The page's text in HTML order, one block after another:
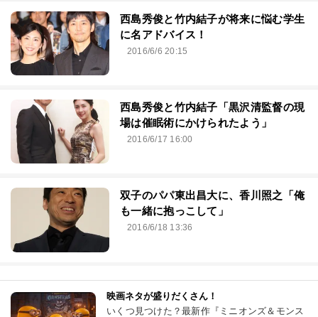
西島秀俊と竹内結子が将来に悩む学生
に名アドバイス！
2016/6/6 20:15
西島秀俊と竹内結子「黒沢清監督の現
場は催眠術にかけられたよう」
2016/6/17 16:00
双子のパパ東出昌大に、香川照之「俺
も一緒に抱っこして」
2016/6/18 13:36
映画ネタが盛りだくさん！
いくつ見つけた？最新作『ミニオンズ＆モンス